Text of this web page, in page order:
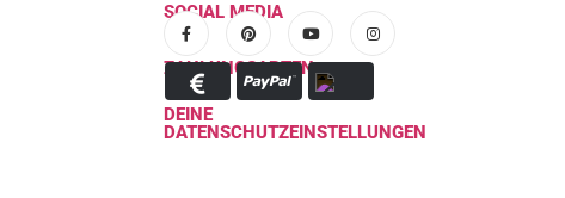
SOCIAL MEDIA
ZAHLUNGSARTEN
DEINE
DATENSCHUTZEINSTELLUNGEN